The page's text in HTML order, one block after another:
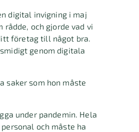
digital invigning i maj
rådde, och gjorde vad vi
företag till något bra.
genom digitala
saker som hon måste
under pandemin. Hela
och måste ha